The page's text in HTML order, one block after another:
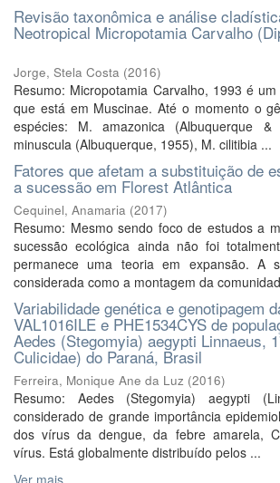
Revisão taxonômica e análise
Neotropical Micropotamia Carvalho
Jorge, Stela Costa (2016)
Resumo: Micropotamia Carvalho, 1993 é
que está em Muscinae. Até o momento o
espécies: M. amazonica (Albuquerque
minuscula (Albuquerque, 1955), M. cilitibia ...
Fatores que afetam a substituição de
a sucessão em Florest Atlântica
Cequinel, Anamaria (2017)
Resumo: Mesmo sendo foco de estudos a
sucessão ecológica ainda não foi
permanece uma teoria em expansão. A
considerada como a montagem da
Variabilidade genética e genotipagem
VAL1016ILE e PHE1534CYS de
Aedes (Stegomyia) aegypti Linnaeus,
Culicidae) do Paraná, Brasil
Ferreira, Monique Ane da Luz (2016)
Resumo: Aedes (Stegomyia) aegypti
considerado de grande importância
dos vírus da dengue, da febre amarela,
vírus. Está globalmente distribuído pelos ...
Ver mais